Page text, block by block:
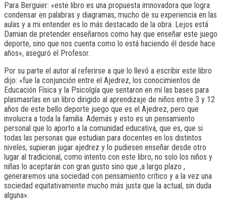
Para Berguier: «este libro es una propuesta imnovadora que logra
condensar en palabras y diagramas, mucho de su experiencia en las
aulas y a mi entender es lo más destacado de la obra. Lejos está
Damian de pretender enseñarnos como hay que enseñar este juego
deporte, sino que nos cuenta como lo está haciendo él desde hace
años», aseguró el Profesor.
Por su parte el autor al referirse a que lo llevó a escribir este libro
dijo: «fue la conjunción entre el Ajedrez, los conocimientos de
Educación Física y la Psicolgía que sentaron en mí las bases para
plasmasrlas en un libro dirigido al aprendizaje de niños entre 3 y 12
años de este bello deporte juego que es el Ajedrez, pero que
involucra a toda la familia. Además y esto es un pensamiento
personal que lo aporto a la comunidad educativa, que es, que si
todas las personas que estudian para docentes en los distintos
niveles, supieran jugar ajedrez y lo pudiesen enseñar desde otro
lugar al tradicional, como intento con este libro, no solo los niños y
niñas lo aceptarán con gran gusto sino que ,a largo plazo ,
generaremos una sociedad con pensamiento crítico y a la vez una
sociedad equitativamente mucho más justa que la actual, sin duda
alguna».